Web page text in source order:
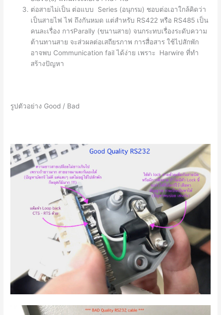
ต่อสายไม่เป็น ต่อแบบ Series (อนุกรม) ชอบต่อเอาใกล้คิดว่า
เป็นสายไฟ ไฟ ถึงกันหมด แต่สำหรับ RS422 หรือ RS485 เป็น
คนละเรื่อง การParally (ขนานสาย) จนกระทบเรื่องระดับความ
ต้านทานสาย จะส่วผลต่อเสถียรภาพ การสื่อสาร ใช้ไปสักพัก
อาจพบ Communication fail ได้ง่าย เพราะ Harwire ที่ทำ
สร้างปัญหา
รูปตัวอย่าง Good / Bad